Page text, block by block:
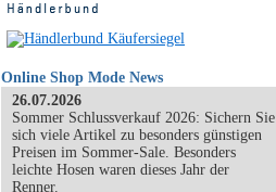
Online Shop Mode News
26.07.2026
Sommer Schlussverkauf 2026: Sichern Sie
sich viele Artikel zu besonders günstigen
Preisen im Sommer-Sale. Besonders
leichte Hosen waren dieses Jahr der
Renner.